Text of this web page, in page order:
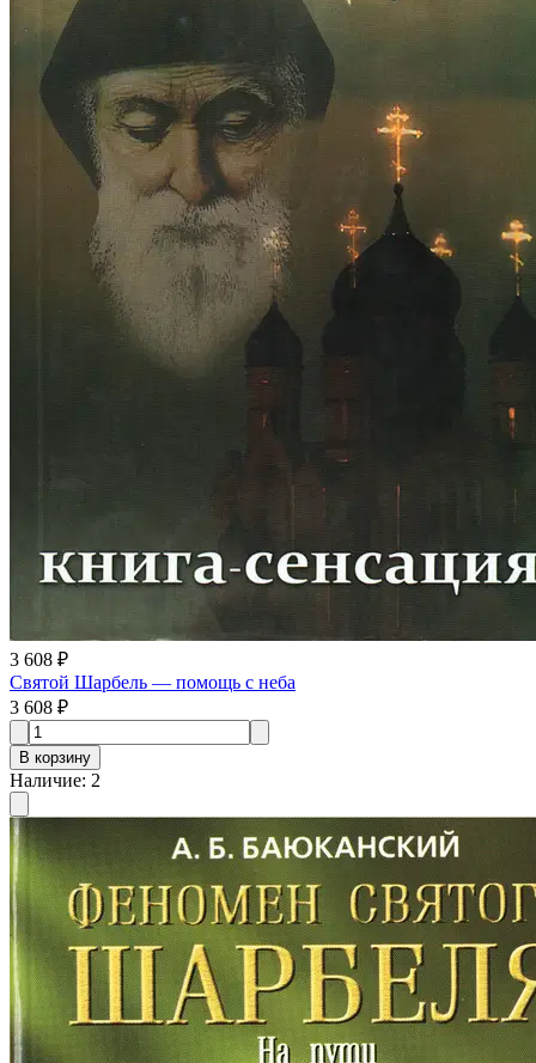
3 608 ₽
Святой Шарбель — помощь с неба
3 608 ₽
В корзину
Наличие: 2